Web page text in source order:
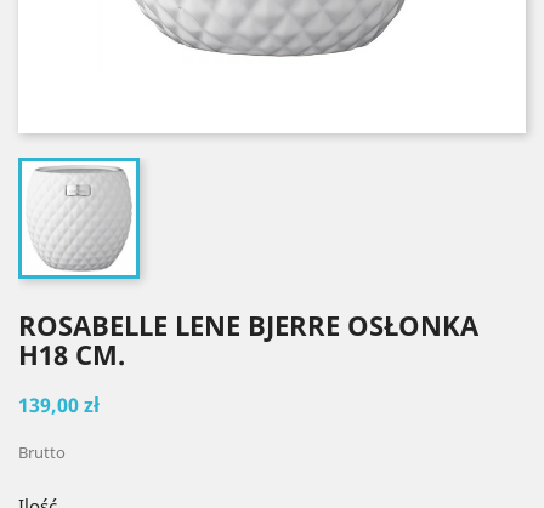
ROSABELLE LENE BJERRE OSŁONKA
H18 CM.
139,00 zł
Brutto